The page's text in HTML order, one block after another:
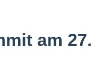
am 27.